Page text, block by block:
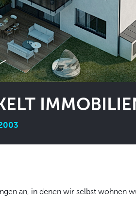
an, in denen wir selbst